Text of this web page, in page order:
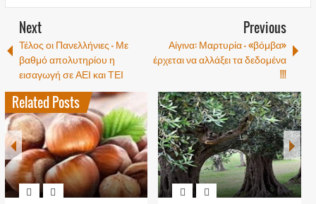
Next
Τέλος οι Πανελλήνιες - Με
βαθμό απολυτηρίου η
εισαγωγή σε ΑΕΙ και ΤΕΙ
Previous
Αίγινα: Μαρτυρία - «βόμβα»
έρχεται να αλλάξει τα δεδομένα
!!!
Related Posts